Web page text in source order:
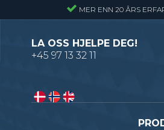
MER ENN 20 ÅRS
LA OSS HJELPE DEG!
+45 97 13 32 11